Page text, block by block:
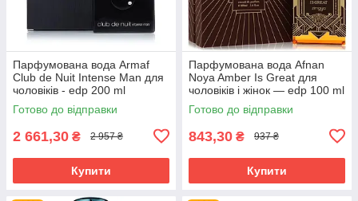
Парфумована вода Armaf
Club de Nuit Intense Man для
чоловіків - edp 200 ml
Готово до відправки
2 661,30 ₴ 2 957 ₴
Купити
Парфумована вода Afnan
Noya Amber Is Great для
чоловіків і жінок — edp 100 ml
Готово до відправки
843,30 ₴ 937 ₴
Купити